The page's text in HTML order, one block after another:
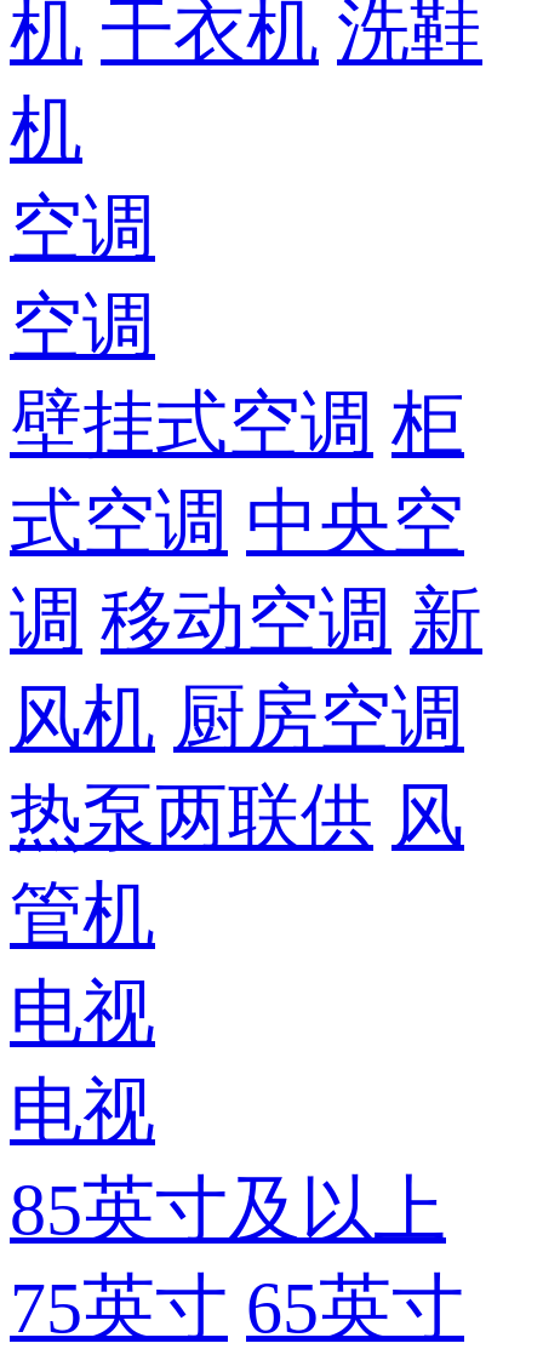
机 干衣机 洗鞋
机
空调
空调
壁挂式空调 柜
式空调 中央空
调 移动空调 新
风机 厨房空调
热泵两联供 风
管机
电视
电视
85英寸及以上
75英寸 65英寸